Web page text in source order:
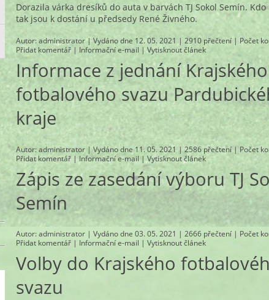
Dorazila várka dresíků do auta v barvách TJ Sokol Semín. Kdo
tak jsou k dostání u předsedy René Živného.
Autor:administrator| Vydáno dne 12. 05. 2021 | 2910 přečtení | Počet
Přidat komentář | Informační e-mail |Vytisknout článek
Informace z jednání Krajského
fotbalového svazu
kraje
Autor:administrator | Vydáno dne 11. 05. 2021 | 2586 přečtení | Počet
Přidat komentář | Informační e-mail |Vytisknout článek
Zápis ze zasedání výboru TJ
Semín
Autor:administrator | Vydáno dne 03. 05. 2021 | 2666 přečtení | Počet
Přidat komentář | Informační e-mail |Vytisknout článek
Volby do Krajského
svazu